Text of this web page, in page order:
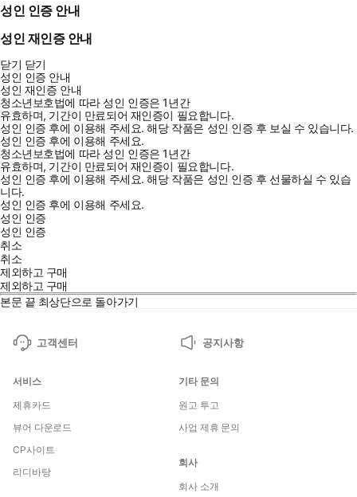
성인 인증 안내
성인 재인증 안내
닫기 닫기
성인 인증 안내
성인 재인증 안내
청소년보호법에 따라 성인 인증은 1년간
유효하며, 기간이 만료되어 재인증이 필요합니다.
성인 인증 후에 이용해 주세요.해당 작품은 성인 인증 후 보실 수 있습니다.
성인 인증 후에 이용해 주세요.
청소년보호법에 따라 성인 인증은 1년간
유효하며, 기간이 만료되어 재인증이 필요합니다.
성인 인증 후에 이용해 주세요.해당 작품은 성인 인증 후 선물하실 수 있습
니다.
성인 인증 후에 이용해 주세요.
성인 인증
성인 인증
취소
취소
제외하고 구매
제외하고 구매
본문 끝 최상단으로 돌아가기
고객센터 공지사항
서비스
제휴카드
뷰어 다운로드
CP사이트
리디바탕
기타 문의
원고 투고
사업 제휴 문의
회사
회사 소개